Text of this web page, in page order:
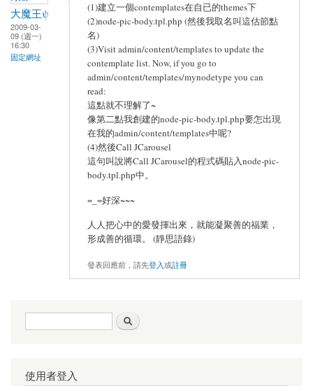
大魔王ψ
2009-03-
09 (週一)
16:30
固定網址
(1)建立一個contemplates在自已的themes下
(2)node-pic-body.tpl.php (然後我取名叫這估節點
名)
(3)Visit admin/content/templates to update the
contemplate list. Now, if you go to
admin/content/templates/mynodetype you can
read:
這點就不理解了~
像第二點我創建的node-pic-body.tpl.php要怎出現
在我的admin/content/templates中呢?
(4)然後Call JCarousel
這句叫說將Call JCarousel的程式碼貼入node-pic-
body.tpl.php中。
=_=好深~~~
人人把心中的愛發揮出來，就能凝聚善的福業，
形成善的循環。 (靜思語錄)
發表回應前，請先登入或註冊
搜尋表單
使用者登入